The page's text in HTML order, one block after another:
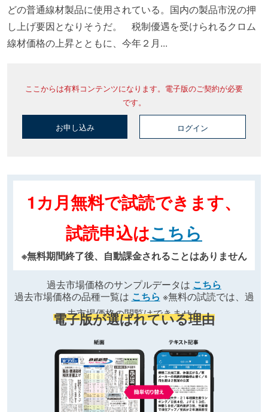
どの普通線材製品に使用されている。国内の製品市況の押
し上げ要因となりそうだ。 税制優遇を受けられるクロム
線材価格の上昇とともに、今年２月...
ここからは有料コンテンツになります。電子版のご契約が必要
です。
お申し込み ログイン
1カ月無料で試読できます、
試読申込はこちら
※無料期間終了後、自動課金されることはありません
過去市場価格のサンプルデータは こちら
過去市場価格の品種一覧は こちら ※無料の試読では、過
去市場価格の閲覧はできません
電子版が選ばれている理由